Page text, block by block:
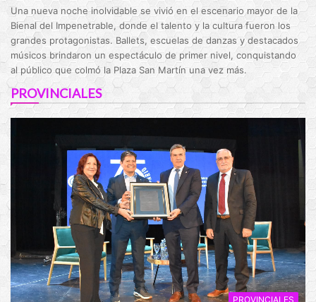
Una nueva noche inolvidable se vivió en el escenario mayor de la
Bienal del Impenetrable, donde el talento y la cultura fueron los
grandes protagonistas. Ballets, escuelas de danzas y destacados
músicos brindaron un espectáculo de primer nivel, conquistando
al público que colmó la Plaza San Martín una vez más.
PROVINCIALES
PROVINCIALES